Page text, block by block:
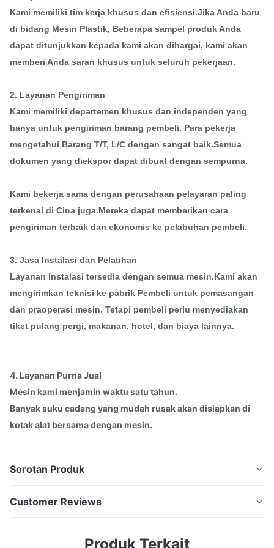
Kami memiliki tim kerja khusus dan efisiensi.Jika Anda baru
di bidang Mesin Plastik, Beberapa sampel produk Anda
dapat ditunjukkan kepada kami akan dihargai, kami akan
memberi Anda saran khusus untuk seluruh pekerjaan.
2. Layanan Pengiriman
Kami memiliki departemen khusus dan independen yang
hanya untuk pengiriman barang pembeli. Para pekerja
mengetahui Barang T/T, L/C dengan sangat baik.Semua
dokumen yang diekspor dapat dibuat dengan sempurna.
Kami bekerja sama dengan perusahaan pelayaran paling
terkenal di Cina juga.Mereka dapat memberikan cara
pengiriman terbaik dan ekonomis ke pelabuhan pembeli.
3. Jasa Instalasi dan Pelatihan
Layanan Instalasi tersedia dengan semua mesin.Kami akan
mengirimkan teknisi ke pabrik Pembeli untuk pemasangan
dan praoperasi mesin. Tetapi pembeli perlu menyediakan
tiket pulang pergi, makanan, hotel, dan biaya lainnya.
4. Layanan Purna Jual
Mesin kami menjamin waktu satu tahun.
Banyak suku cadang yang mudah rusak akan disiapkan di
kotak alat bersama dengan mesin.
Sorotan Produk
Pelet Plastik Dengan Kapasitas
Tahap Ganda banyak digunakan untuk mendaur ulang
Customer Reviews
Produk Terkait